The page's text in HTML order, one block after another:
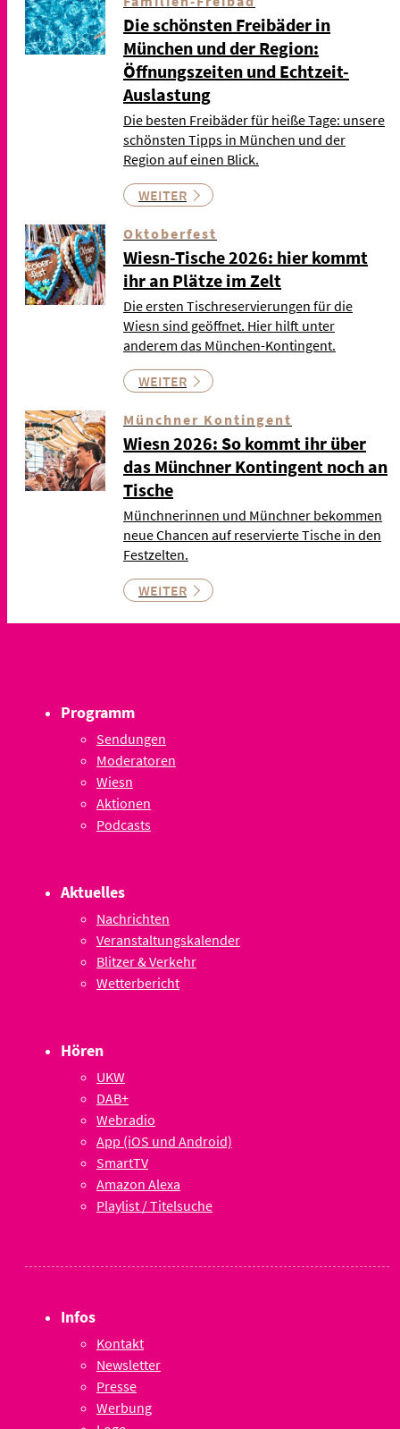
Die schönsten Freibäder in
München und der Region:
Öffnungszeiten und Echtzeit-
Auslastung
Die besten Freibäder für heiße Tage: unsere
schönsten Tipps in München und der
Region auf einen Blick.
WEITER
Oktoberfest
Wiesn-Tische 2026: hier kommt
ihr an Plätze im Zelt
Die ersten Tischreservierungen für die
Wiesn sind geöffnet. Hier hilft unter
anderem das München-Kontingent.
WEITER
Münchner Kontingent
Wiesn 2026: So kommt ihr über
das Münchner Kontingent noch an
Tische
Münchnerinnen und Münchner bekommen
neue Chancen auf reservierte Tische in den
Festzelten.
WEITER
Programm
Sendungen
Moderatoren
Wiesn
Aktionen
Podcasts
Aktuelles
Nachrichten
Veranstaltungskalender
Blitzer & Verkehr
Wetterbericht
Hören
UKW
DAB+
Webradio
App (iOS und Android)
SmartTV
Amazon Alexa
Playlist / Titelsuche
Infos
Kontakt
Newsletter
Presse
Werbung